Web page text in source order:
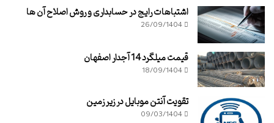
اشتباهات رایج در حسابداری و روش اصلاح آن ها
26/09/1404
قیمت میلگرد 14 آجدار اصفهان
18/09/1404
تقویت آنتن موبایل در زیر زمین
09/03/1404